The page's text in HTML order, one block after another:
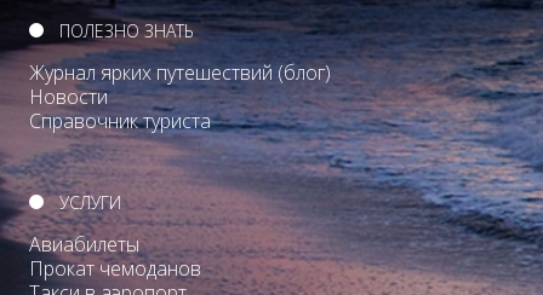
ПОЛЕЗНО ЗНАТЬ
Журнал ярких путешествий (блог)
Новости
Справочник туриста
УСЛУГИ
Авиабилеты
Прокат чемоданов